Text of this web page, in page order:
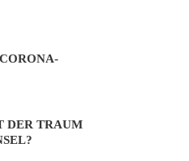
DER TRAUM